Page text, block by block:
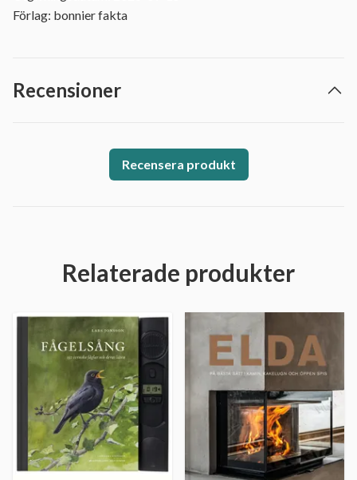
Förlag: bonnier fakta
Recensioner
Recensera produkt
Relaterade produkter